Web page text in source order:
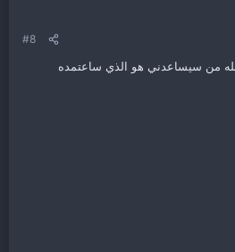
#8
من سيساعدني هو الذي ساعتمده